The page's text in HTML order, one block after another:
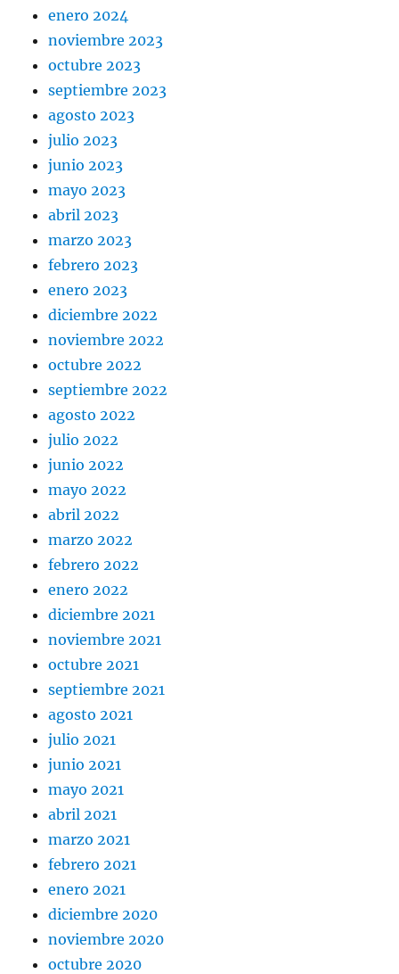
enero 2024
noviembre 2023
octubre 2023
septiembre 2023
agosto 2023
julio 2023
junio 2023
mayo 2023
abril 2023
marzo 2023
febrero 2023
enero 2023
diciembre 2022
noviembre 2022
octubre 2022
septiembre 2022
agosto 2022
julio 2022
junio 2022
mayo 2022
abril 2022
marzo 2022
febrero 2022
enero 2022
diciembre 2021
noviembre 2021
octubre 2021
septiembre 2021
agosto 2021
julio 2021
junio 2021
mayo 2021
abril 2021
marzo 2021
febrero 2021
enero 2021
diciembre 2020
noviembre 2020
octubre 2020